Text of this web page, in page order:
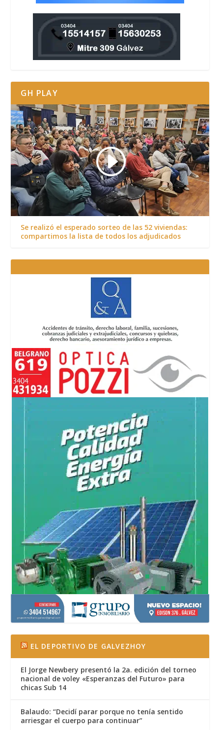
GH PLAY
Se realizó el esperado sorteo de las 52 viviendas:
compartimos la lista de todos los adjudicados
EL DEPORTIVO DE GALVEZHOY
El Jorge Newbery presentó la 2a. edición del torneo
nacional de voley «Esperanzas del Futuro» para
chicas Sub 14
Balaudo: “Decidí parar porque no tenía sentido
arriesgar el cuerpo para continuar”